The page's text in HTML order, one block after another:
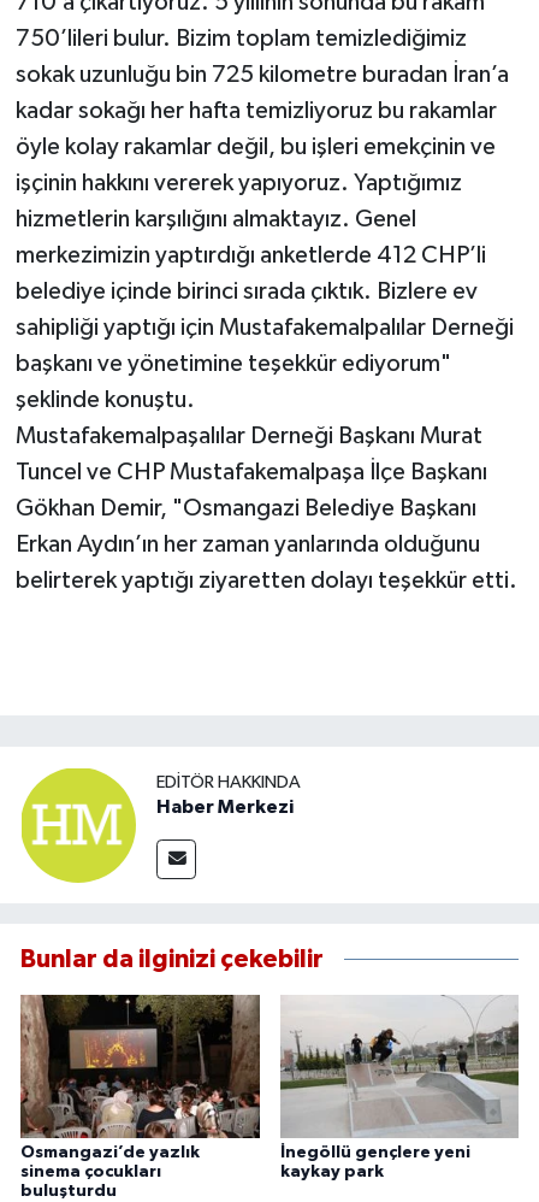
750’lileri bulur. Bizim toplam temizlediğimiz
sokak uzunluğu bin 725 kilometre buradan İran’a
kadar sokağı her hafta temizliyoruz bu rakamlar
öyle kolay rakamlar değil, bu işleri emekçinin ve
işçinin hakkını vererek yapıyoruz. Yaptığımız
hizmetlerin karşılığını almaktayız. Genel
merkezimizin yaptırdığı anketlerde 412 CHP’li
belediye içinde birinci sırada çıktık. Bizlere ev
sahipliği yaptığı için Mustafakemalpalılar Derneği
başkanı ve yönetimine teşekkür ediyorum"
şeklinde konuştu.
Mustafakemalpaşalılar Derneği Başkanı Murat
Tuncel ve CHP Mustafakemalpaşa İlçe Başkanı
Gökhan Demir, "Osmangazi Belediye Başkanı
Erkan Aydın’ın her zaman yanlarında olduğunu
belirterek yaptığı ziyaretten dolayı teşekkür etti.
EDITÖR HAKKINDA
Haber Merkezi
Bunlar da ilginizi çekebilir
Osmangazi’de yazlık
sinema çocukları
buluşturdu
İnegöllü gençlere yeni
kaykay park